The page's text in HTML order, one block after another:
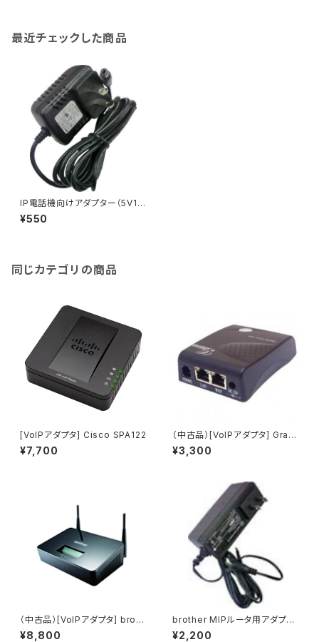
最近チェックした商品
IP電話機向けアダプター（5V1
A）
¥550
同じカテゴリの商品
[VoIPアダプタ] Cisco SPA122
¥7,700
（中古品）[VoIPアダプタ] Gran
dstream HT486／アダプタセ
ット（中古品）
¥3,300
（中古品）[VoIPアダプタ] broth
er MIP-3020
¥8,800
brother MIPルータ用アダプタ
ー
¥2,200